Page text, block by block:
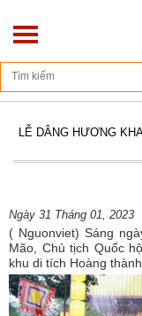
Địa chỉ: Số 270/
LỄ DÂNG HƯƠNG
Ngày 31 Tháng 01, 2023
( Nguonviet) Sáng
Mão, Chủ tịch Quốc
khu di tích Hoàng